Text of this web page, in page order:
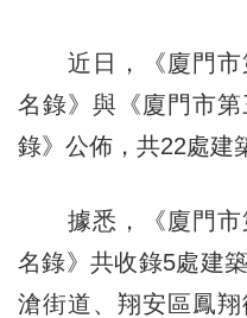
近日，《廈門市
名錄》與《廈門市
錄》公佈，共22處建
據悉，《廈門市
名錄》共收錄5處建
滄街道、翔安區鳳